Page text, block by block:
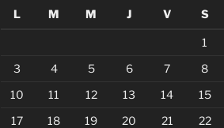
L
M M J V S
1
3
4 5 6 7 8
10
11 12 13 14 15
17
18 19 20 21 22